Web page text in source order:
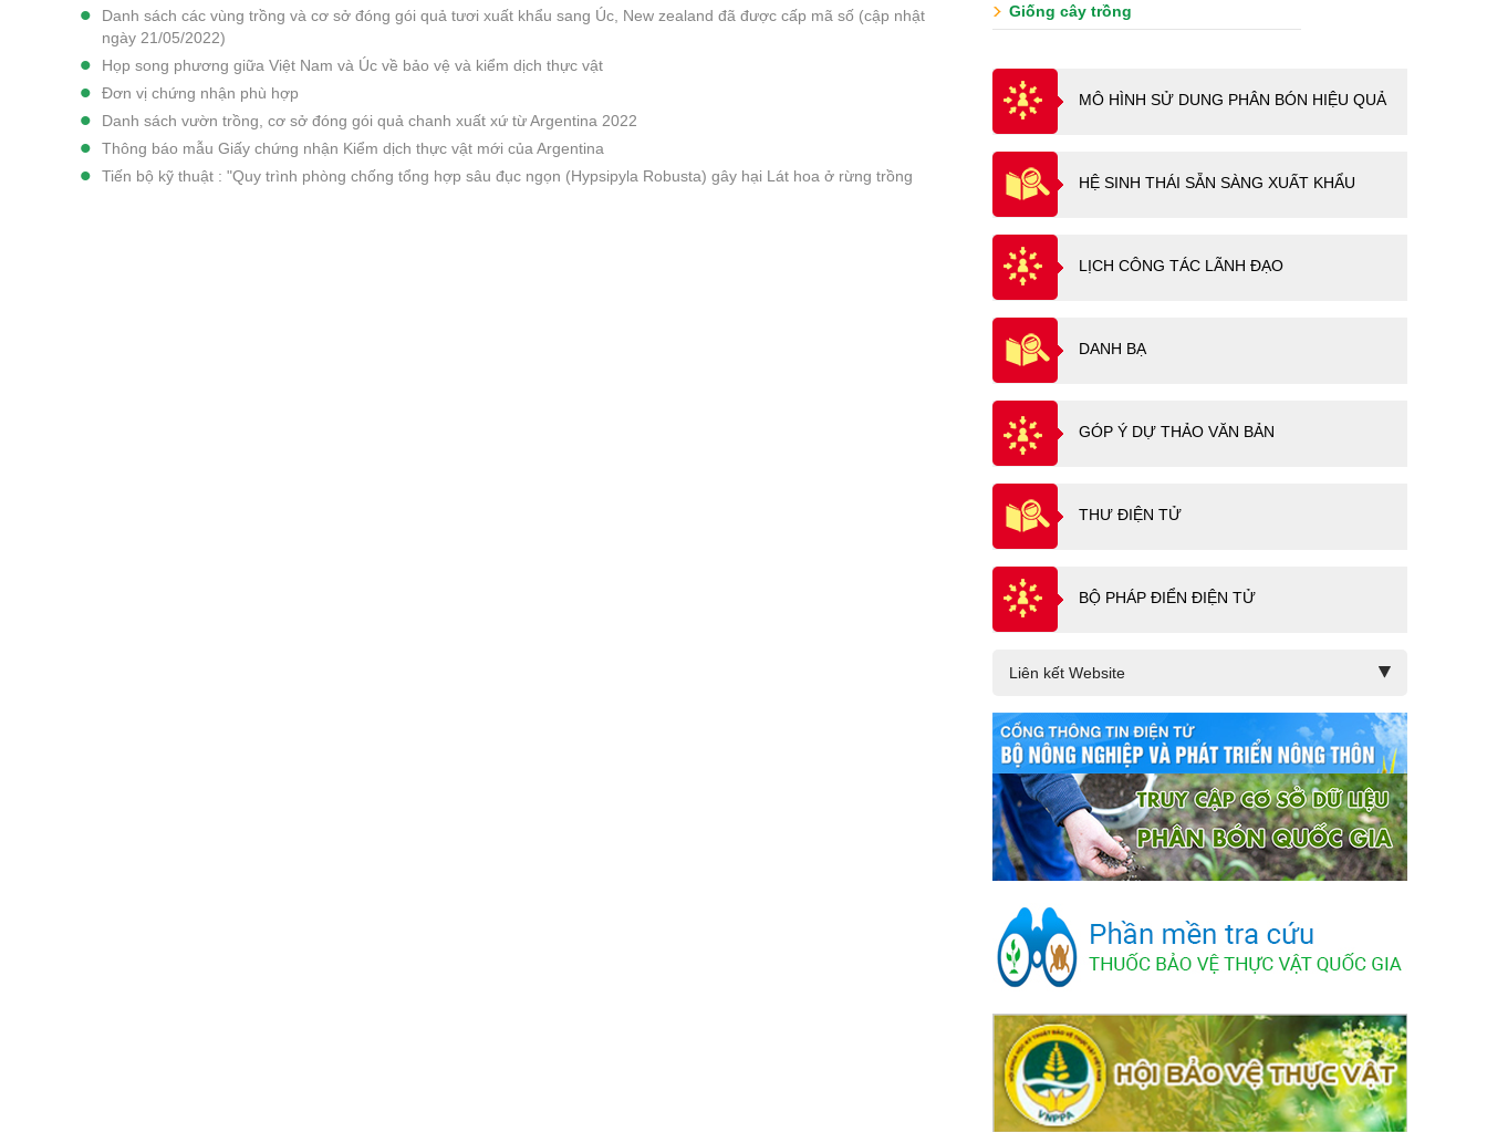
Danh sách các vùng trồng và cơ sở đóng gói quả tươi xuất khẩu sang Úc, New zealand đã được cấp mã số (cập nhật
ngày 21/05/2022)
Họp song phương giữa Việt Nam và Úc về bảo vệ và kiểm dịch thực vật
Đơn vị chứng nhận phù hợp
Danh sách vườn trồng, cơ sở đóng gói quả chanh xuất xứ từ Argentina 2022
Thông báo mẫu Giấy chứng nhận Kiểm dịch thực vật mới của Argentina
Tiến bộ kỹ thuật : "Quy trình phòng chống tổng hợp sâu đục ngọn (Hypsipyla Robusta) gây hại Lát hoa ở rừng trồng
Giống cây trồng
MÔ HÌNH SỬ DUNG PHÂN BÓN HIỆU QUẢ
HỆ SINH THÁI SẴN SÀNG XUẤT KHẨU
LỊCH CÔNG TÁC LÃNH ĐẠO
DANH BẠ
GÓP Ý DỰ THẢO VĂN BẢN
THƯ ĐIỆN TỬ
BỘ PHÁP ĐIỂN ĐIỆN TỬ